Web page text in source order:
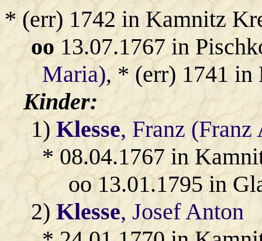
* (err) 1742 in Kamnitz
oo13.07.1767 in
Maria), * (err) 1741 in
Kinder:
1)Klesse, Franz (Franz
* 08.04.1767 in
oo 13.01.1795 in
2)Klesse, Josef Anton